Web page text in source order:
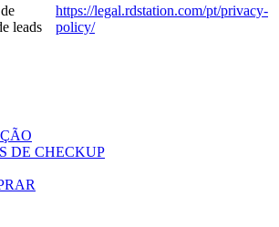
leads
https://legal.rdstation.com/pt/privacy-
policy/
DE CHECKUP